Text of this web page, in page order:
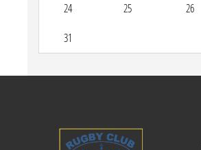
24 25 26
31